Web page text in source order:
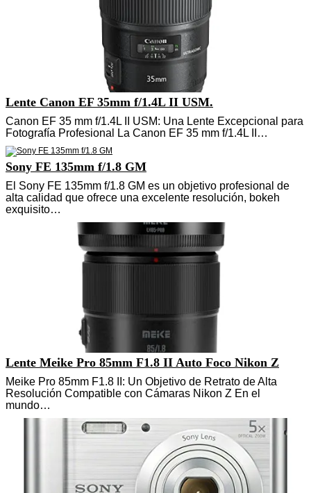
Lente Canon EF 35mm f/1.4L II USM.
Canon EF 35 mm f/1.4L II USM: Una Lente Excepcional para
Fotografía Profesional La Canon EF 35 mm f/1.4L II…
Sony FE 135mm f/1.8 GM
El Sony FE 135mm f/1.8 GM es un objetivo profesional de
alta calidad que ofrece una excelente resolución, bokeh
exquisito…
Lente Meike Pro 85mm F1.8 II Auto Foco Nikon Z
Meike Pro 85mm F1.8 II: Un Objetivo de Retrato de Alta
Resolución Compatible con Cámaras Nikon Z En el
mundo…